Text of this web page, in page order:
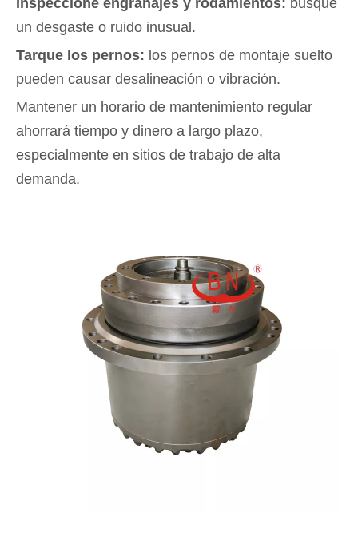
Inspeccione engranajes y rodamientos: busque
un desgaste o ruido inusual.
Tarque los pernos: los pernos de montaje suelto
pueden causar desalineación o vibración.
Mantener un horario de mantenimiento regular
ahorrará tiempo y dinero a largo plazo,
especialmente en sitios de trabajo de alta
demanda.